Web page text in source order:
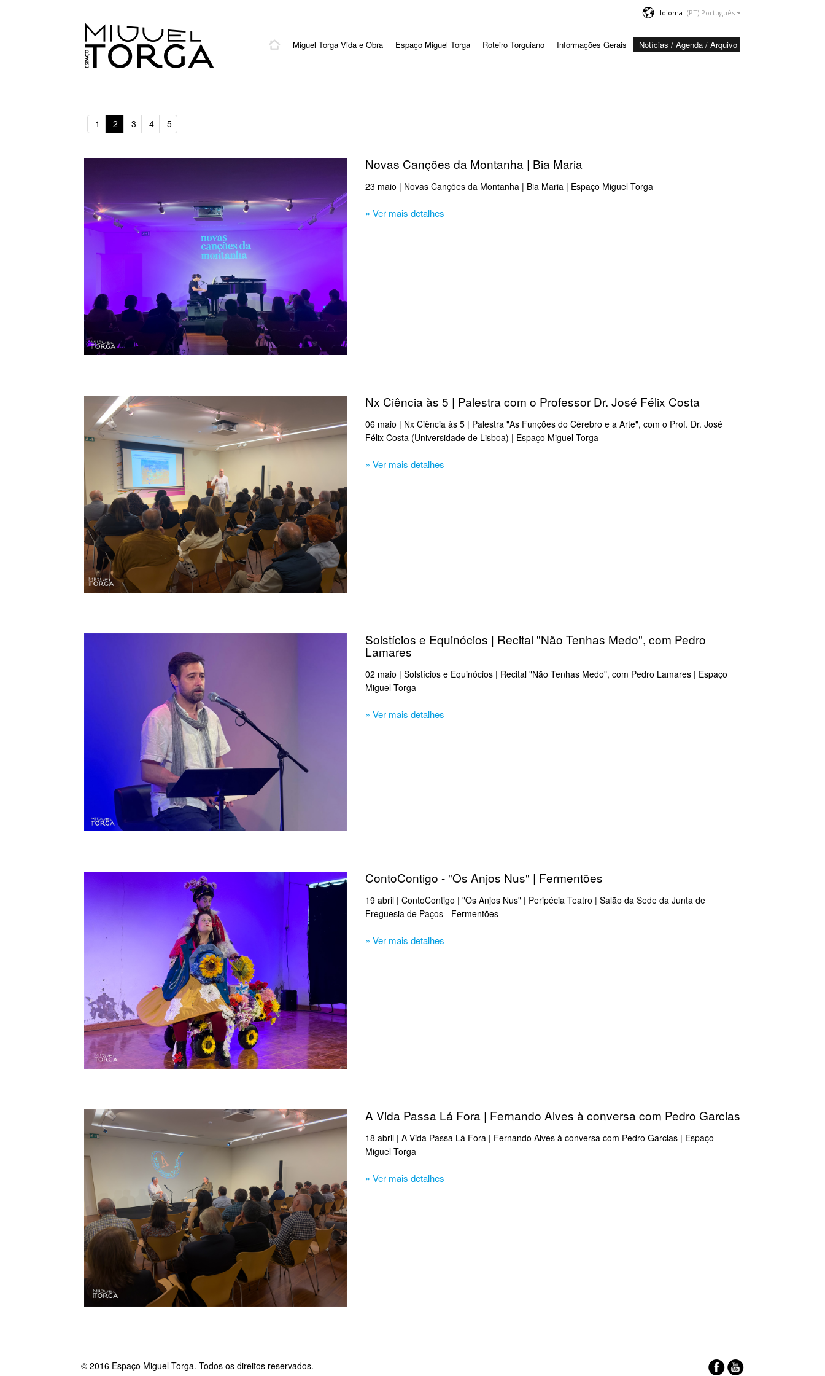
Idioma
Miguel Torga Vida e Obra Espaço Miguel Torga Roteiro Torguiano Informações Gerais Notícias / Agenda / Arquivo
1 2 3 4 5
Novas Canções da Montanha | Bia Maria
23 maio | Novas Canções da Montanha | Bia Maria | Espaço Miguel Torga​
» Ver mais detalhes
Nx Ciência às 5 | Palestra com o Professor Dr. José Félix Costa
06 maio | Nx Ciência às 5 | Palestra "As Funções do Cérebro e a Arte", com o Prof. Dr. José
Félix Costa (Universidade de Lisboa) | Espaço Miguel Torga​
» Ver mais detalhes
Solstícios e Equinócios | Recital "Não Tenhas Medo", com Pedro
Lamares
02 maio | Solstícios e Equinócios | Recital "Não Tenhas Medo", com Pedro Lamares | Espaço
Miguel Torga
» Ver mais detalhes
ContoContigo - "Os Anjos Nus" | Fermentões
19 abril | ContoContigo | "Os Anjos Nus" | Peripécia Teatro | Salão da Sede da Junta de
Freguesia de Paços - Fermentões
» Ver mais detalhes
A Vida Passa Lá Fora | Fernando Alves à conversa com Pedro Garcias
18 abril | A Vida Passa Lá Fora | Fernando Alves à conversa com Pedro Garcias | Espaço
Miguel Torga
» Ver mais detalhes
© 2016 Espaço Miguel Torga. Todos os direitos reservados.